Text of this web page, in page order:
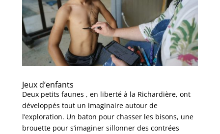
Jeux d’enfants
Deux petits faunes , en liberté à la Richardière, ont
développés tout un imaginaire autour de
l’exploration. Un baton pour chasser les bisons, une
brouette pour s’imaginer sillonner des contrées